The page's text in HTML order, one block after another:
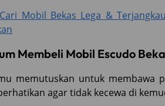
Cari Mobil Bekas Lega &
Membeli Mobil Escudo
memutuskan untuk membawa
agar tidak kecewa di